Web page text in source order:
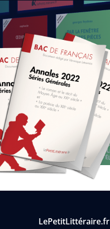
LePetitLittéraire.fr